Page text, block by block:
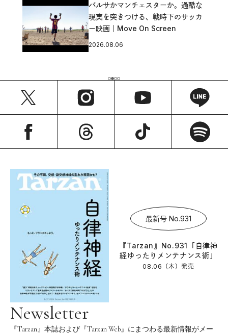
バルサかマンチェスターか。過酷な
現実を突きつける、戦時下のサッカ
ー映画｜Move On Screen
2026.08.06
最新号 No.931
『Tarzan』No.931「自律神
経ゆったりメンテナンス術」
08.06（木）発売
Newsletter
『Tarzan』本誌および『Tarzan Web』にまつわる最新情報がメー